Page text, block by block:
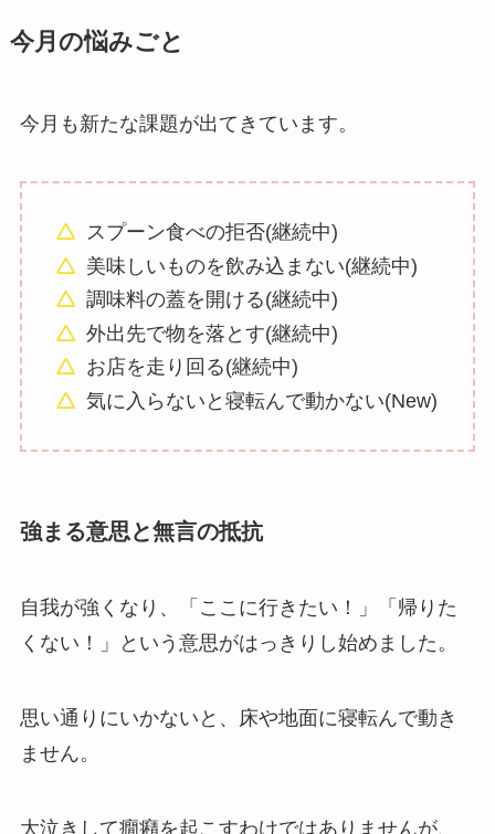
今月の悩みごと
今月も新たな課題が出てきています。
スプーン食べの拒否(継続中)
美味しいものを飲み込まない(継続中)
調味料の蓋を開ける(継続中)
外出先で物を落とす(継続中)
お店を走り回る(継続中)
気に入らないと寝転んで動かない(New)
強まる意思と無言の抵抗
自我が強くなり、「ここに行きたい！」「帰りた
くない！」という意思がはっきりし始めました。
思い通りにいかないと、床や地面に寝転んで動き
ません。
大泣きして癇癪を起こすわけではありませんが、